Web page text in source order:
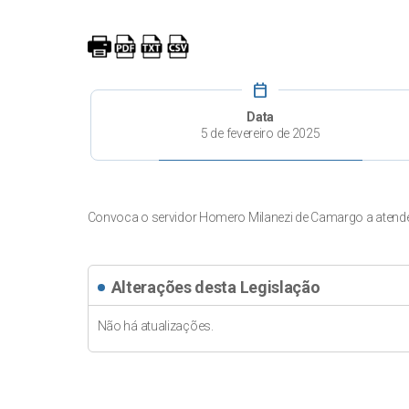
calendar_today
Data
5 de fevereiro de 2025
Convoca o servidor Homero Milanezi de Camargo a
Alterações desta Legislação
Não há atualizações.